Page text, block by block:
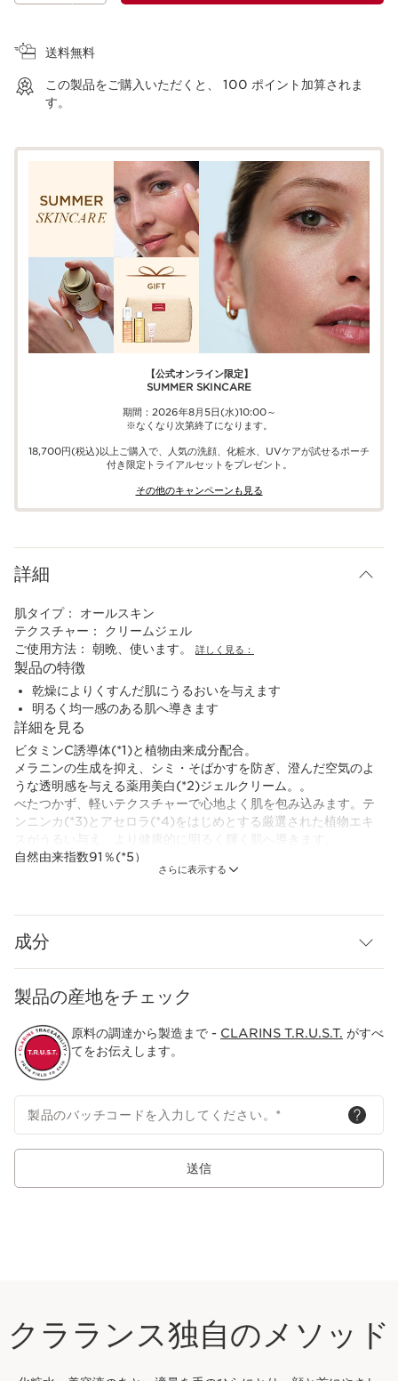
送料無料
この製品をご購入いただくと、 100 ポイント加算されま
す。
【公式オンライン限定】​​
SUMMER SKINCARE
期間：2026年8月5日(水)10:00～
※なくなり次第終了になります。
18,700円(税込)以上ご購入で、​人気の洗顔、化粧水、UVケアが試せる​ポーチ
付き限定トライアルセットをプレゼント。​
その他のキャンペーンも見る​
詳細
さらに表示する
肌タイプ： オールスキン
テクスチャー： クリームジェル
ご使用方法： 朝晩、使います。 詳しく見る：
製品の特徴
乾燥によりくすんだ肌にうるおいを与えます
明るく均一感のある肌へ導きます
詳細を見る
ビタミンC誘導体(*1)と植物由来成分配合。
メラニンの生成を抑え、シミ・そばかすを防ぎ、澄んだ空気のよ
うな透明感を与える薬用美白(*2)ジェルクリーム。。
べたつかず、軽いテクスチャーで心地よく肌を包み込みます。テ
ンニンカ(*3)とアセロラ(*4)をはじめとする厳選された植物エキ
自然由来指数91％(*5）
40％リサイクルのガラス容器と64％のリサイクルプラスチック
*3 テンニンカ果実エキス(保湿成分)
成分
製品の産地をチェック
原料の調達から製造まで - CLARINS T.R.U.S.T. がすべ
てをお伝えします。
製品のバッチコードを入力してください。 *
送信
クラランス独自のメソッド